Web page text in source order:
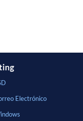
Electrónico